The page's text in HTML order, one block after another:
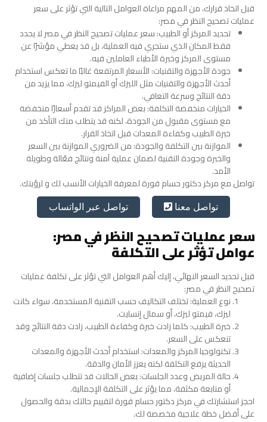
قبل اتخاذ قرارك، من المهم مراعاة العوامل التالية التي تؤثر على سعر
عمليات تصحيح النظر في مصر:
تحديد المركز أو الطبيب: سعر عمليات تصحيح النظر في مصر لا يحدد
فقط المكان الذي ستجري فيه العملية، بل قد يعطي مؤشرًا عن
مستوى المركز وخبرة الأطباء العاملين فيه.
جودة الأجهزة والتقنيات: الأسعار المرتفعة غالبًا ما تعكس استخدام
أحدث الأجهزة والتقنيات مثل الليزك أو الفيمتو ليزك، مما يزيد من
دقة النتائج وسرعة التعافي.
الخيارات منخفضة التكلفة: بعض المراكز قد تقدم أسعارًا منخفضة
مع مستوى مقبول من الجودة، لكنه قد يتطلب منك التأكد من
خبرة الطبيب وكفاءة المعدات قبل اتخاذ القرار.
الموازنة بين التكلفة والجودة: من الضروري الموازنة بين السعر
والخبرة وجودة التقنية لضمان عملية آمنة ونتائج فعّالة وطويلة
الأمد.
تواصل مع مركز دكتور حسام قورة لمعرفة الخيارات الأنسب لك و لرؤيتك.
تواصل معنا تواصل عبر الواتساب
سعر عمليات تصحيح النظر في مصر:
عوامل تؤثر على التكلفة
قبل تحديد السعر النهائي، إليك أهم العوامل التي تؤثر على تكلفة عمليات
تصحيح النظر في مصر:
نوع العملية: تختلف التكاليف حسب التقنية المستخدمة، سواء كانت
ليزك، فيمتو ليزك، أو سمال إنسايت.
خبرة الطبيب: كلما زادت خبرة وكفاءة الطبيب، زادت دقة النتائج وقد
تنعكس على السعر.
تكنولوجيا المركز والمعدات: استخدام أحدث الأجهزة والمعدات
الحديثة يرفع التكلفة لكنه يعزز الأمان والدقة.
حالة المريض وعدد الجلسات: بعض الحالات قد تتطلب جلسات إضافية
أو متابعة مكثفة، مما يؤثر على التكلفة الإجمالية.
احجز استشارتك في مركز دكتور حسام قورة لتقييم حالتك بدقة والحصول
على أفضل خطة علاجية مخصصة لك.